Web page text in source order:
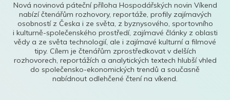
Nová novinová páteční příloha Hospodářských novin Víkend
nabízí čtenářům rozhovory, reportáže, profily zajímavých
osobností z Česka i ze světa, z byznysového, sportovního
i kulturně-společenského prostředí, zajímavé články z oblasti
vědy a ze světa technologií, ale i zajímavé kulturní a filmové
tipy. Cílem je čtenářům zprostředkovat v delších
rozhovorech, reportážích a analytických textech hlubší vhled
do společensko-ekonomických trendů a současně
nabídnout odlehčené čtení na víkend.